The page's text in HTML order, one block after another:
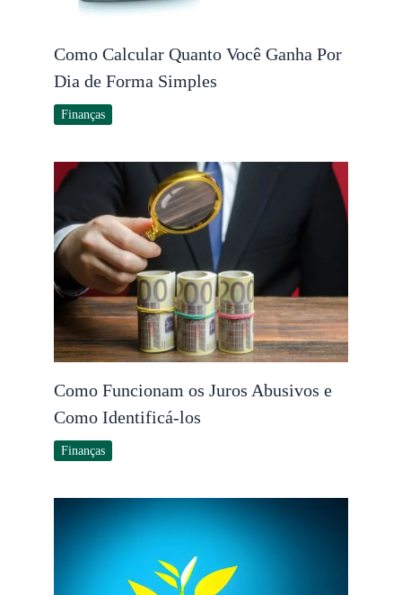
Como Calcular Quanto Você Ganha Por
Dia de Forma Simples
Finanças
Como Funcionam os Juros Abusivos e
Como Identificá-los
Finanças